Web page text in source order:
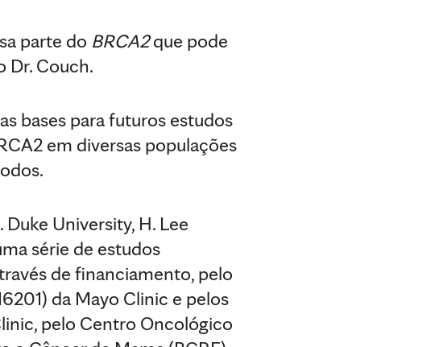
parte do BRCA2que pode
Dr. Couch.
bases para futuros estudos
em diversas populações
University, H. Lee
série de estudos
de financiamento, pelo
da Mayo Clinic e pelos
pelo Centro Oncológico